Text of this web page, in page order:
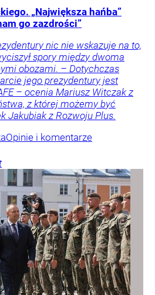
„Największa hańba”
go zazdrości”
nic nie wskazuje na to,
spory między dwoma
obozami. – Dotychczas
jego prezydentury jest
– ocenia Mariusz Witczak z
z której możemy być
Jakubiak z Rozwoju Plus.
Opinie i komentarze